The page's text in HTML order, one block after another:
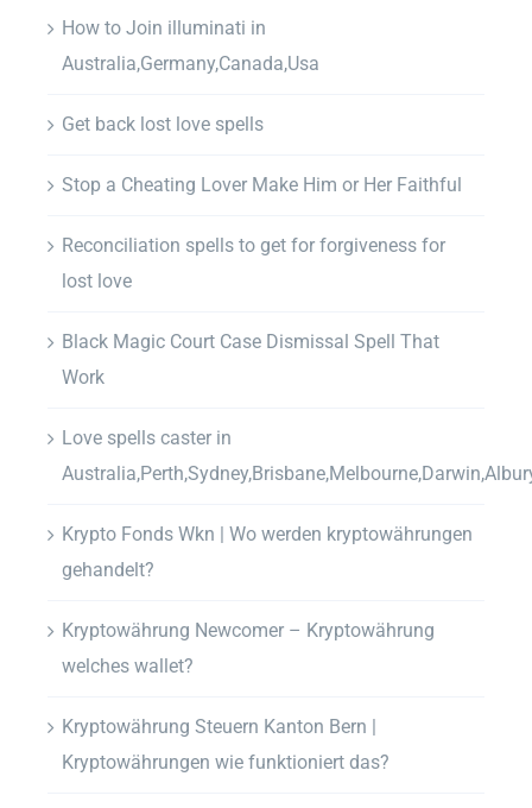
How to Join illuminati in
Australia,Germany,Canada,Usa
Get back lost love spells
Stop a Cheating Lover Make Him or Her Faithful
Reconciliation spells to get for forgiveness for
lost love
Black Magic Court Case Dismissal Spell That
Work
Love spells caster in
Krypto Fonds Wkn | Wo werden kryptowährungen
gehandelt?
Kryptowährung Newcomer – Kryptowährung
welches wallet?
Kryptowährung Steuern Kanton Bern |
Kryptowährungen wie funktioniert das?